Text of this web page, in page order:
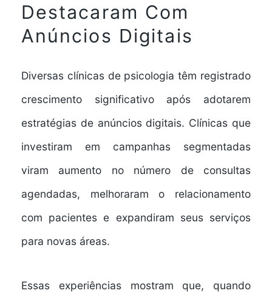
Destacaram Com
Anúncios Digitais
Diversas clínicas de psicologia têm registrado
crescimento significativo após adotarem
estratégias de anúncios digitais. Clínicas que
investiram em campanhas segmentadas
viram aumento no número de consultas
agendadas, melhoraram o relacionamento
com pacientes e expandiram seus serviços
para novas áreas.
Essas experiências mostram que, quando